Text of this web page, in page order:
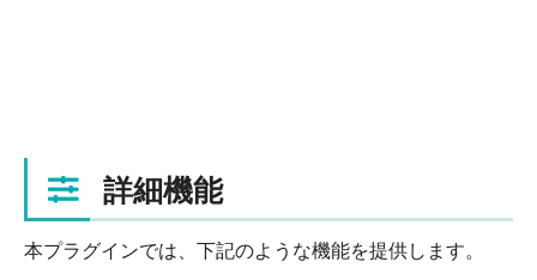
詳細機能
本プラグインでは、下記のような機能を提供します。